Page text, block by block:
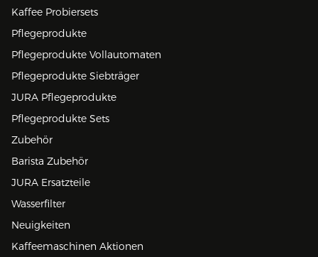
Kaffee Probiersets
Pflegeprodukte
Pflegeprodukte Vollautomaten
Pflegeprodukte Siebträger
JURA Pflegeprodukte
Pflegeprodukte Sets
Zubehör
Barista Zubehör
JURA Ersatzteile
Wasserfilter
Neuigkeiten
Kaffeemaschinen Aktionen